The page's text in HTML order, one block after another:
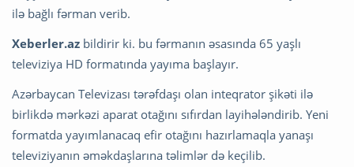
ilə bağlı fərman verib.
Xeberler.az bildirir ki. bu fərmanın əsasında 65 yaşlı
televiziya HD formatında yayıma başlayır.
Azərbaycan Televizası tərəfdaşı olan inteqrator şikəti ilə
birlikdə mərkəzi aparat otağını sıfırdan layihələndirib. Yeni
formatda yayımlanacaq efir otağını hazırlamaqla yanaşı
televiziyanın əməkdaşlarına təlimlər də keçilib.